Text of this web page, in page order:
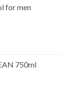
for men
750ml